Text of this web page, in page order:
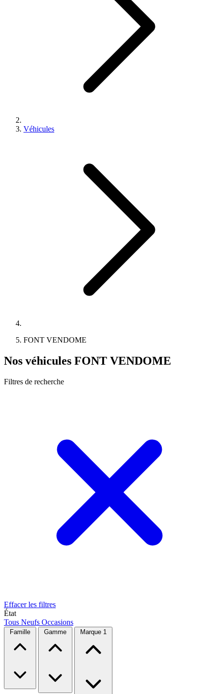
Véhicules
FONT VENDOME
Nos véhicules FONT VENDOME
Filtres de recherche
Effacer les filtres
État
Tous Neufs Occasions
Famille Gamme Marque 1